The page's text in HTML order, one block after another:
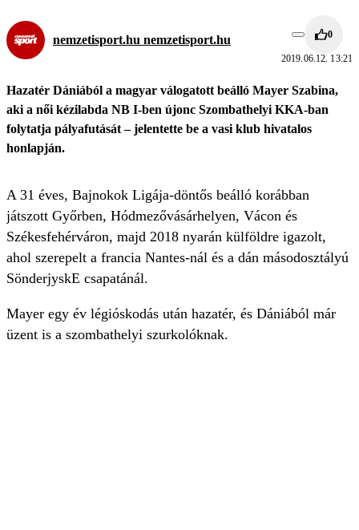
nemzetisport.hu nemzetisport.hu 0
2019.06.12. 13:21
Hazatér Dániából a magyar válogatott beálló Mayer Szabina,
aki a női kézilabda NB I-ben újonc Szombathelyi KKA-ban
folytatja pályafutását – jelentette be a vasi klub hivatalos
honlapján.
A 31 éves, Bajnokok Ligája-döntős beálló korábban
játszott Győrben, Hódmezővásárhelyen, Vácon és
Székesfehérváron, majd 2018 nyarán külföldre igazolt,
ahol szerepelt a francia Nantes-nál és a dán másodosztályú
SönderjyskE csapatánál.
Mayer egy év légióskodás után hazatér, és Dániából már
üzent is a szombathelyi szurkolóknak.